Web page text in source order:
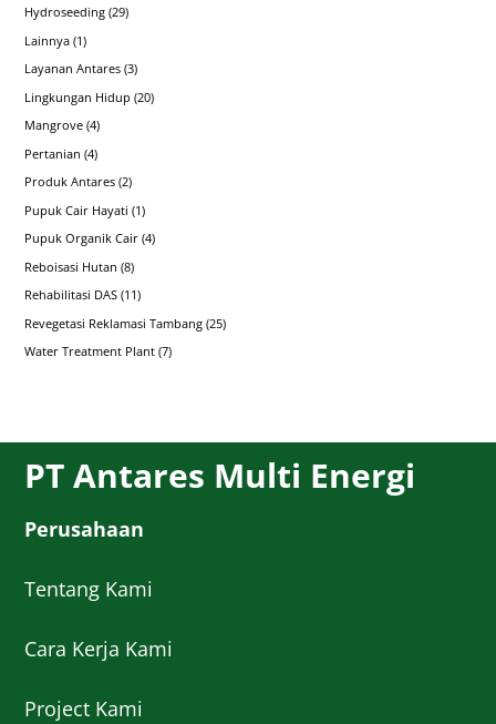
Hydroseeding (29)
Lainnya (1)
Layanan Antares (3)
Lingkungan Hidup (20)
Mangrove (4)
Pertanian (4)
Produk Antares (2)
Pupuk Cair Hayati (1)
Pupuk Organik Cair (4)
Reboisasi Hutan (8)
Rehabilitasi DAS (11)
Revegetasi Reklamasi Tambang (25)
Water Treatment Plant (7)
PT Antares Multi Energi
Perusahaan
Tentang Kami
Cara Kerja Kami
Project Kami